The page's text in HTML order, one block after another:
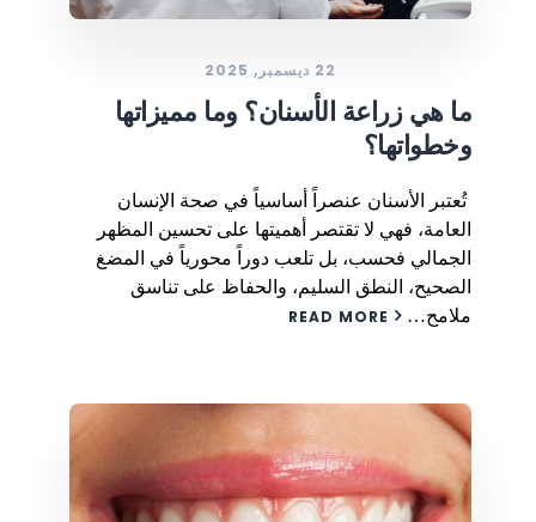
22 ديسمبر, 2025
ما هي زراعة الأسنان؟ وما مميزاتها
وخطواتها؟
تُعتبر الأسنان عنصراً أساسياً في صحة الإنسان
العامة، فهي لا تقتصر أهميتها على تحسين المظهر
الجمالي فحسب، بل تلعب دوراً محورياً في المضغ
الصحيح، النطق السليم، والحفاظ على تناسق
ملامح…
READ MORE